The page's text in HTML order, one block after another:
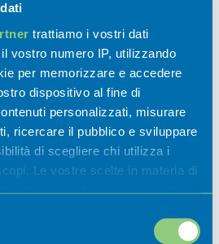
trattiamo i vostri dati
vostro numero IP, utilizzando
per memorizzare e accedere
dispositivo al fine di
personalizzati, misurare
ricercare il pubblico e sviluppare
di scegliere chi utilizza i
Le vostre scelte in materia di
solo su questa proprietà digitale
proprio consenso in qualsiasi
Esperienze